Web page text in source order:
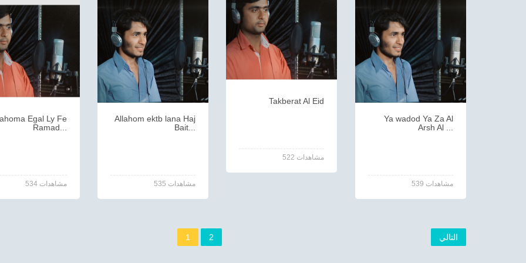
Takberat Al Eid
522 مشاهدات
Egal Ly Fe
Ramad...
534 مشاهدات
Allahom ektb lana Haj
Bait...
535 مشاهدات
Ya wadod Ya Za Al
Arsh Al ...
539 مشاهدات
1 2 التالي